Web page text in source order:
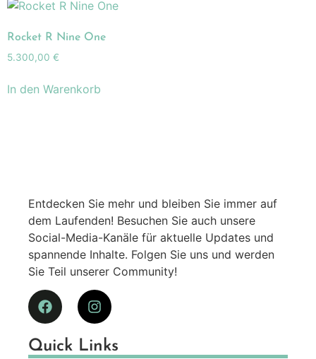
Rocket R Nine One
5.300,00 €
In den Warenkorb
Entdecken Sie mehr und bleiben Sie immer auf
dem Laufenden! Besuchen Sie auch unsere
Social-Media-Kanäle für aktuelle Updates und
spannende Inhalte. Folgen Sie uns und werden
Sie Teil unserer Community!
Quick Links